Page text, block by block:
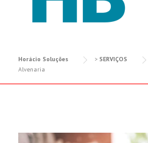
Horácio Soluções > SERVIÇOS
Alvenaria